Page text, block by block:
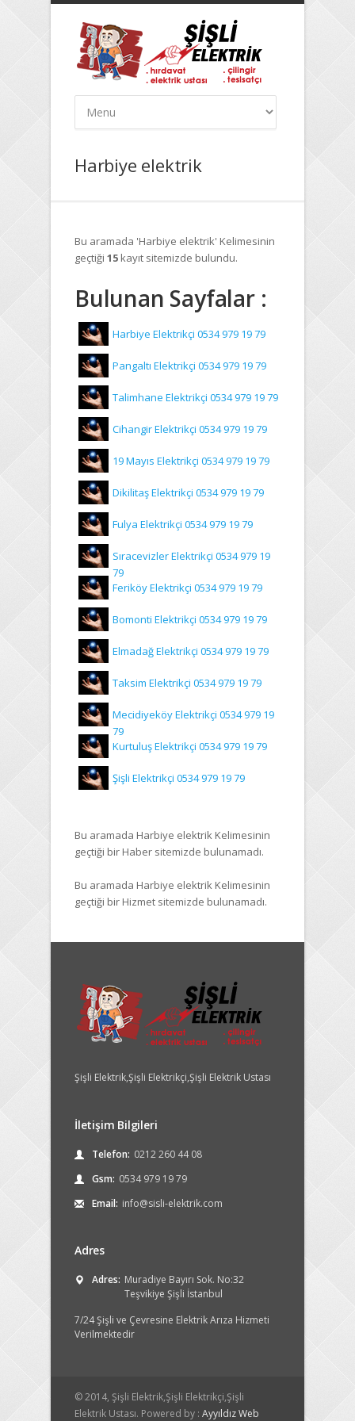
Harbiye elektrik
Bu aramada 'Harbiye elektrik' Kelimesinin
geçtiği 15 kayıt sitemizde bulundu.
Bulunan Sayfalar :
Harbiye Elektrikçi 0534 979 19 79
Pangaltı Elektrikçi 0534 979 19 79
Talimhane Elektrikçi 0534 979 19 79
Cihangir Elektrikçi 0534 979 19 79
19 Mayıs Elektrikçi 0534 979 19 79
Dikilitaş Elektrikçi 0534 979 19 79
Fulya Elektrikçi 0534 979 19 79
Sıracevizler Elektrikçi 0534 979 19
79
Feriköy Elektrikçi 0534 979 19 79
Bomonti Elektrikçi 0534 979 19 79
Elmadağ Elektrikçi 0534 979 19 79
Taksim Elektrikçi 0534 979 19 79
Mecidiyeköy Elektrikçi 0534 979 19
79
Kurtuluş Elektrikçi 0534 979 19 79
Şişli Elektrikçi 0534 979 19 79
Bu aramada Harbiye elektrik Kelimesinin
geçtiği bir Haber sitemizde bulunamadı.
Bu aramada Harbiye elektrik Kelimesinin
geçtiği bir Hizmet sitemizde bulunamadı.
Şişli Elektrik,Şişli Elektrikçi,Şişli Elektrik Ustası
İletişim Bilgileri
Telefon: 0212 260 44 08
Gsm: 0534 979 19 79
Email: info@sisli-elektrik.com
Adres
Adres: Muradiye Bayırı Sok. No:32
Teşvikiye Şişli İstanbul
7/24 Şişli ve Çevresine Elektrik Arıza Hizmeti
Verilmektedir
© 2014, Şişli Elektrik,Şişli Elektrikçi,Şişli
Elektrik Ustası. Powered by : Ayyıldız Web